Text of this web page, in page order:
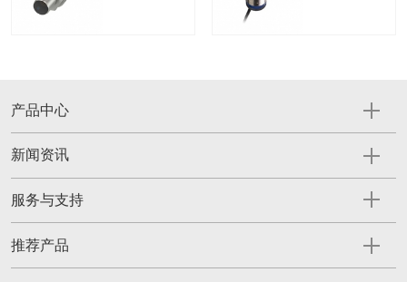
产品中心
新闻资讯
服务与支持
推荐产品